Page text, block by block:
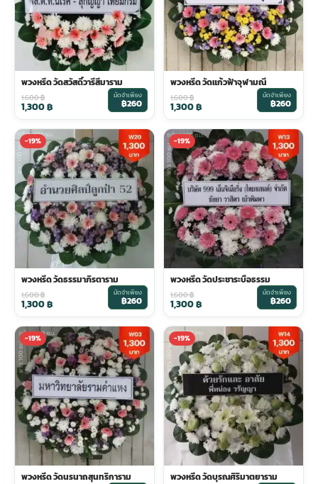
tpdecorate ปูพื้น
พวงหรีด วัดสวัสดิ์วารีสีมาราม
1,600฿
1,300฿
มัดจำเพียง
฿260
พวงหรีด วัดแก้วฟ้าจุฬามณี
1,600฿
1,300฿
มัดจำเพียง
฿260
-19%
พวงหรีด วัดธรรมาภิรตาราม
1,600฿
1,300฿
มัดจำเพียง
฿260
-19%
พวงหรีด วัดประชาระบือธรรม
1,600฿
1,300฿
มัดจำเพียง
฿260
-19%
พวงหรีด วัดนรนาถสุนทริการาม
-19%
พวงหรีด วัดบุรณศิริมาตยาราม